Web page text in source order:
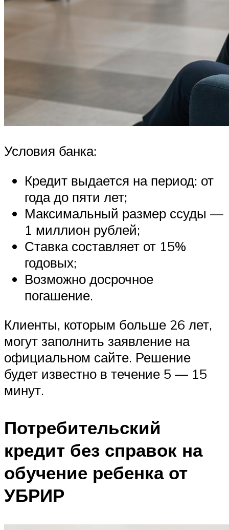
Условия банка:
Кредит выдается на период: от
года до пяти лет;
Максимальный размер ссуды —
1 миллион рублей;
Ставка составляет от 15%
годовых;
Возможно досрочное
погашение.
Клиенты, которым больше 26 лет,
могут заполнить заявление на
официальном сайте. Решение
будет известно в течение 5 — 15
минут.
Потребительский
кредит без справок на
обучение ребенка от
УБРИР